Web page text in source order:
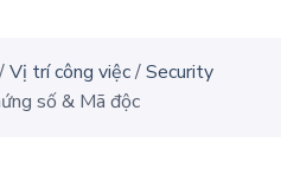
Vị trí công việc/Security
số & Mã độc